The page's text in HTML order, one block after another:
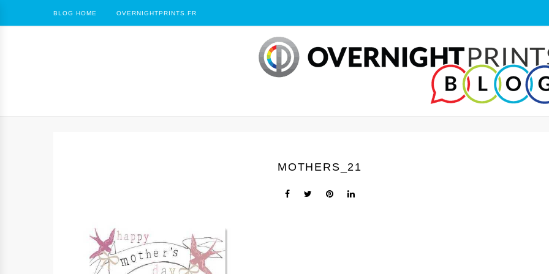
BLOG HOME OVERNIGHTPRINTS.FR
MOTHERS_21